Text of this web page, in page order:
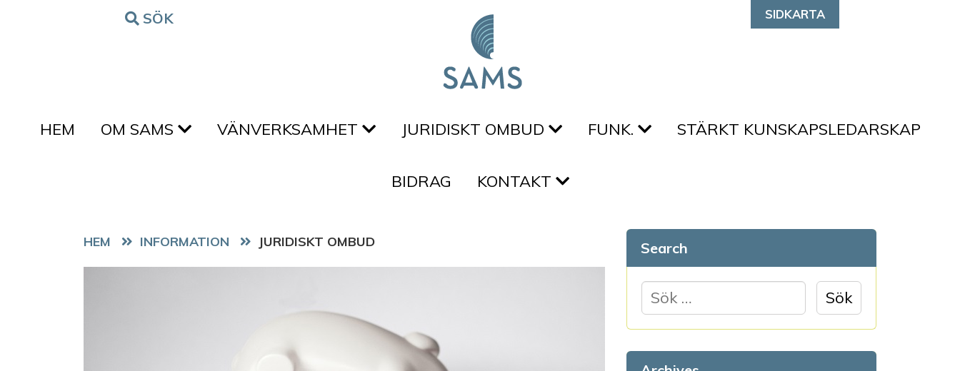
Hoppa till innehålletSÖK SIDKARTA
HEM OM SAMS VÄNVERKSAMHET JURIDISKT OMBUD FUNK. STÄRKT KUNSKAPSLEDARSKAP
BIDRAG KONTAKT
HEM JURIDISKT OMBUD Search
ö
e